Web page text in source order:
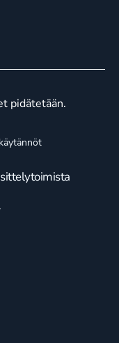
pidätetään.